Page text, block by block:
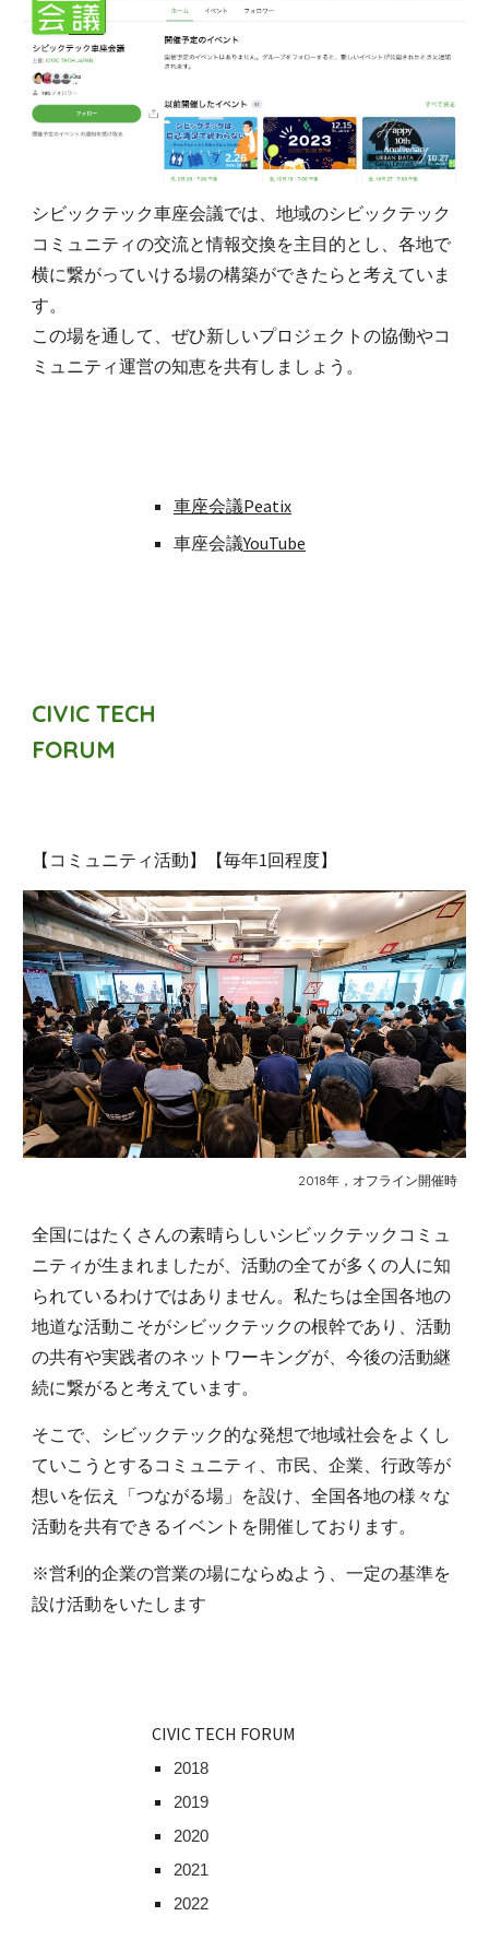
シビックテック車座会議では、地域のシビックテック
コミュニティの交流と情報交換を主目的とし、各地で
横に繋がっていける場の構築ができたらと考えていま
す。
この場を通して、ぜひ新しいプロジェクトの協働やコ
ミュニティ運営の知恵を共有しましょう。
車座会議Peatix
車座会議YouTube
CIVIC TECH
FORUM
【コミュニティ活動】【毎年1回程度】
2018年，オフライン開催時
全国にはたくさんの素晴らしいシビックテックコミュ
ニティが生まれましたが、活動の全てが多くの人に知
られているわけではありません。私たちは全国各地の
地道な活動こそがシビックテックの根幹であり、活動
の共有や実践者のネットワーキングが、今後の活動継
続に繋がると考えています。
そこで、シビックテック的な発想で地域社会をよくし
ていこうとするコミュニティ、市民、企業、行政等が
想いを伝え「つながる場」を設け、全国各地の様々な
活動を共有できるイベントを開催しております。
※営利的企業の営業の場にならぬよう、一定の基準を
設け活動をいたします
CIVIC TECH FORUM
2018
2019
2020
2021
2022